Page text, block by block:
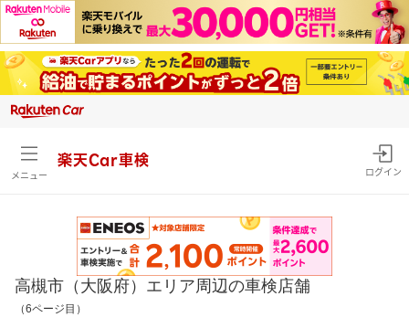
メニュー
楽天Car車検
ログイン
高槻市（大阪府）エリア周辺の車検店舗
（6ページ目）